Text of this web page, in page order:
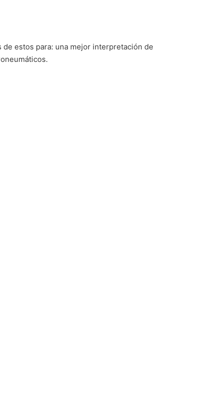
estos para: una mejor interpretación de